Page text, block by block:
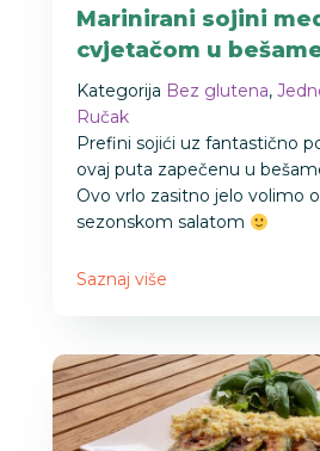
Marinirani sojini
cvjetačom u
Kategorija Bez glutena,
Ručak
Prefini sojići uz fantastično
ovaj puta zapečenu u
Ovo vrlo zasitno jelo volimo
sezonskom salatom
Saznaj više